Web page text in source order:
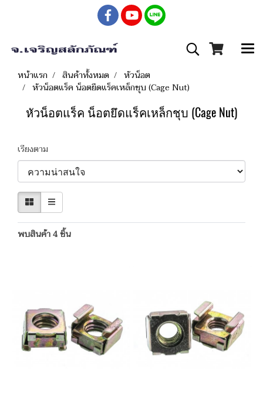
หน้าแรก สินค้าทั้งหมด
หัวน็อต
หัวน็อตแร็ค น็อตยึดแร็คเหล็กชุบ (Cage Nut)
หัวน็อตแร็ค น็อตยึดแร็คเหล็กชุบ (Cage Nut)
เรียงตาม
พบสินค้า 4 ชิ้น